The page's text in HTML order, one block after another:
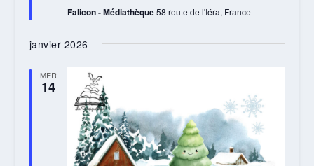
Falicon - Médiathèque58 route de l'Iéra, France
janvier 2026
MER
14